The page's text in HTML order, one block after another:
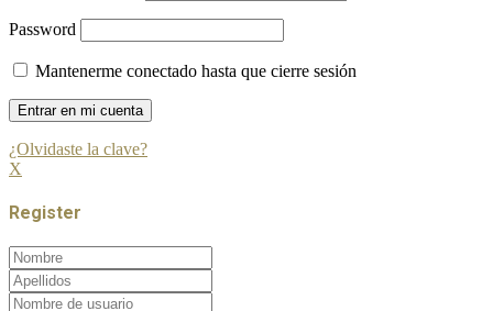
Password
Mantenerme conectado hasta que cierre sesión
¿Olvidaste la clave?
X
Register